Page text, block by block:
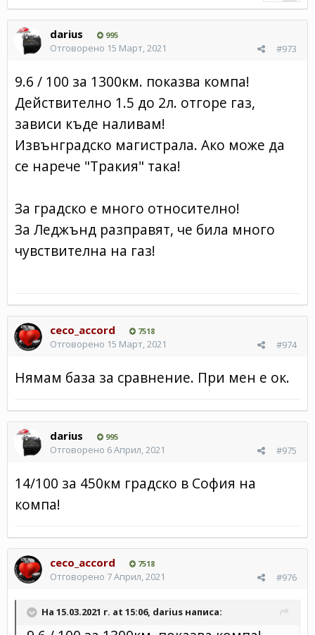
darius 995
#973
Отговорено 15 Март, 2021
9.6 / 100 за 1300км. показва компа!
Действително 1.5 до 2л. отгоре газ,
зависи къде наливам!
Извънградско магистрала. Ако може да
се нарече "Тракия" така!
За градско е много относително!
За Леджънд разправят, че била много
чувствителна на газ!
ceco_accord 7518
#974
Отговорено 15 Март, 2021
Нямам база за сравнение. При мен е ок.
darius 995
#975
Отговорено 6 Април, 2021
14/100 за 450км градско в София на
компа!
ceco_accord 7518
#976
Отговорено 7 Април, 2021
На 15.03.2021 г. at 15:06, darius написа: